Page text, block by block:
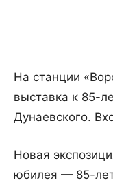
На станции
выставка к 85-
Дунаевского.
Новая
юбилея — 85-